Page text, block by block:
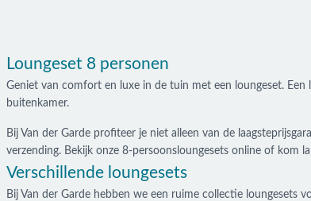
Loungeset 8 personen
Geniet van comfort en luxe in de tuin met een loungeset.
buitenkamer.
Bij Van der Garde profiteer je niet alleen van de
verzending. Bekijk onze 8-persoonsloungesets online of kom
Verschillende loungesets
Bij Van der Garde hebben we een ruime collectie loungesets